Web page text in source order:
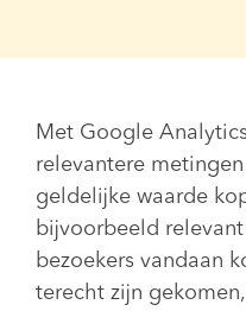
Met Google
relevantere
geldelijke waarde
bijvoorbeeld
bezoekers vandaan
terecht zijn